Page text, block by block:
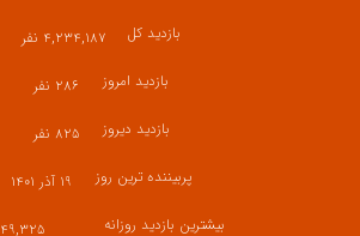
بازدید کل
۴,۲۳۴,۱۸۷ نفر
بازدید امروز
۲۸۶ نفر
بازدید دیروز
۸۲۵ نفر
پربیننده ترین روز
۱۹ آذر ۱۴۰۱
بیشترین بازدید روزانه
۴۹,۳۲۵ نفر